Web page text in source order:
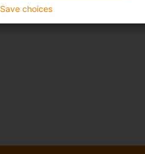
Save choices